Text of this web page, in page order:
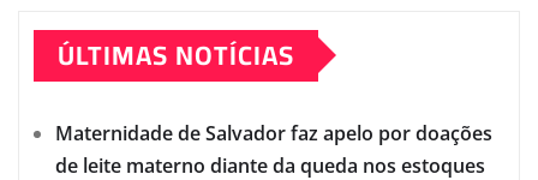
ÚLTIMAS NOTÍCIAS
Maternidade de Salvador faz apelo por doações
de leite materno diante da queda nos estoques